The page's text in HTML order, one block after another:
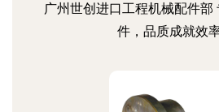
广州世创进口工程机械配件部
件，品质成就效